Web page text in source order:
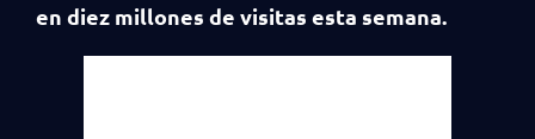
en diez millones de visitas esta semana.